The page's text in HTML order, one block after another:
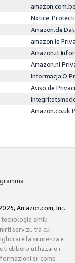
Notice:
Amazon.de
amazon.ie
Amazon.it
Amazon.nl
Informacja O
Aviso de
Amazon.co.uk
Amazon.com, Inc.
simili
servizi, tra cui
la sicurezza e
utilizzare i
su come